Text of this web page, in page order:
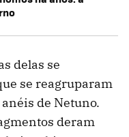
delas se
se reagruparam
de Netuno.
deram